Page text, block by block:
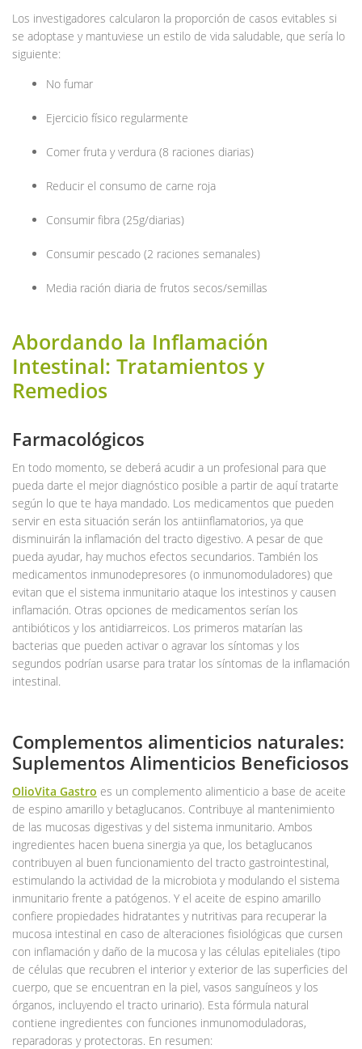
Los investigadores calcularon la proporción de casos evitables si
se adoptase y mantuviese un estilo de vida saludable, que sería lo
siguiente:
No fumar
Ejercicio físico regularmente
Comer fruta y verdura (8 raciones diarias)
Reducir el consumo de carne roja
Consumir fibra (25g/diarias)
Consumir pescado (2 raciones semanales)
Media ración diaria de frutos secos/semillas
Abordando la Inflamación
Intestinal: Tratamientos y
Remedios
Farmacológicos
En todo momento, se deberá acudir a un profesional para que
pueda darte el mejor diagnóstico posible a partir de aquí tratarte
según lo que te haya mandado. Los medicamentos que pueden
servir en esta situación serán los antiinflamatorios, ya que
disminuirán la inflamación del tracto digestivo. A pesar de que
pueda ayudar, hay muchos efectos secundarios. También los
medicamentos inmunodepresores (o inmunomoduladores) que
evitan que el sistema inmunitario ataque los intestinos y causen
inflamación. Otras opciones de medicamentos serían los
antibióticos y los antidiarreicos. Los primeros matarían las
bacterias que pueden activar o agravar los síntomas y los
segundos podrían usarse para tratar los síntomas de la inflamación
intestinal.
Complementos alimenticios naturales:
Suplementos Alimenticios Beneficiosos
OlioVita Gastro es un complemento alimenticio a base de aceite
de espino amarillo y betaglucanos. Contribuye al mantenimiento
de las mucosas digestivas y del sistema inmunitario. Ambos
ingredientes hacen buena sinergia ya que, los betaglucanos
contribuyen al buen funcionamiento del tracto gastrointestinal,
estimulando la actividad de la microbiota y modulando el sistema
inmunitario frente a patógenos. Y el aceite de espino amarillo
confiere propiedades hidratantes y nutritivas para recuperar la
mucosa intestinal en caso de alteraciones fisiológicas que cursen
con inflamación y daño de la mucosa y las células epiteliales (tipo
de células que recubren el interior y exterior de las superficies del
cuerpo, que se encuentran en la piel, vasos sanguíneos y los
órganos, incluyendo el tracto urinario). Esta fórmula natural
contiene ingredientes con funciones inmunomoduladoras,
reparadoras y protectoras. En resumen: